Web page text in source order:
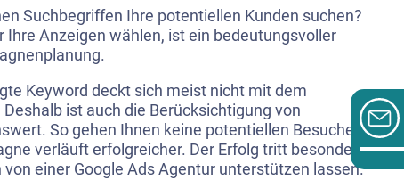
Suchbegriffen Ihre potentiellen Kunden suchen?
Ihre Anzeigen wählen, ist ein bedeutungsvoller
Keyword deckt sich meist nicht mit dem
ist auch die Berücksichtigung von
So gehen Ihnen keine potentiellen Besucher
verläuft erfolgreicher. Der Erfolg tritt besonders
von einer Google Ads Agentur unterstützen lassen.